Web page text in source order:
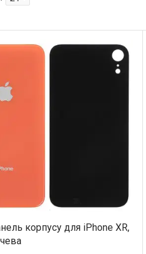
корпусу для iPhone XR,